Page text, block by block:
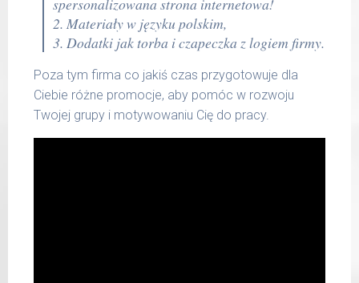
spersonalizowana strona internetowa!
2. Materiały w języku polskim,
3. Dodatki jak torba i czapeczka z logiem firmy.
Poza tym firma co jakiś czas przygotowuje dla
Ciebie różne promocje, aby pomóc w rozwoju
Twojej grupy i motywowaniu Cię do pracy.